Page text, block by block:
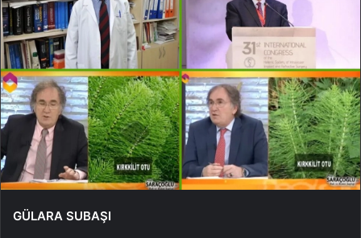
GÜLARA SUBAŞI